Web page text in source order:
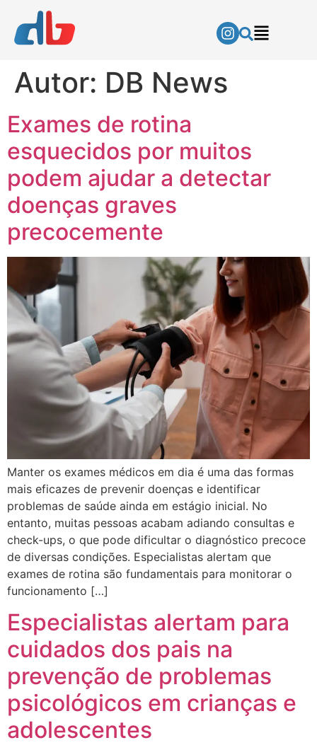
Autor: DB News
Exames de rotina
esquecidos por muitos
podem ajudar a detectar
doenças graves
precocemente
Manter os exames médicos em dia é uma das formas
mais eficazes de prevenir doenças e identificar
problemas de saúde ainda em estágio inicial. No
entanto, muitas pessoas acabam adiando consultas e
check-ups, o que pode dificultar o diagnóstico precoce
de diversas condições. Especialistas alertam que
exames de rotina são fundamentais para monitorar o
funcionamento […]
Especialistas alertam para
cuidados dos pais na
prevenção de problemas
psicológicos em crianças e
adolescentes